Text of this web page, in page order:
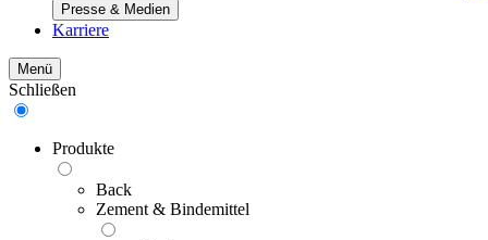
Presse & Medien
Karriere
Menü
Schließen
Produkte
Back
Zement & Bindemittel